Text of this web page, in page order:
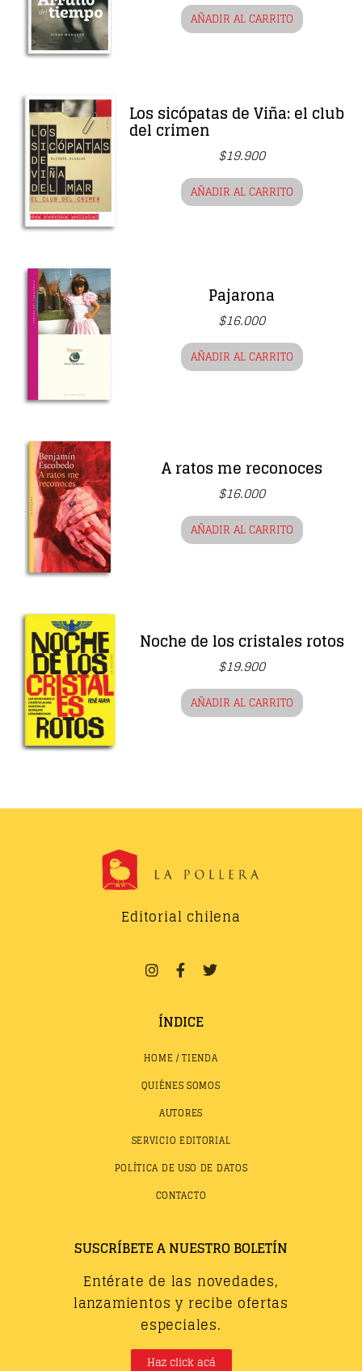
AÑADIR AL CARRITO
Los sicópatas de Viña: el club
del crimen
$19.900
AÑADIR AL CARRITO
Pajarona
$16.000
AÑADIR AL CARRITO
A ratos me reconoces
$16.000
AÑADIR AL CARRITO
Noche de los cristales rotos
$19.900
AÑADIR AL CARRITO
Editorial chilena
ÍNDICE
HOME / TIENDA
QUIÉNES SOMOS
AUTORES
SERVICIO EDITORIAL
POLÍTICA DE USO DE DATOS
CONTACTO
SUSCRÍBETE A NUESTRO BOLETÍN
Entérate de las novedades,
lanzamientos y recibe ofertas
especiales.
Haz click acá